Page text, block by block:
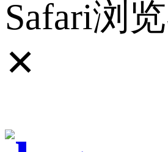
Safari浏览
✕